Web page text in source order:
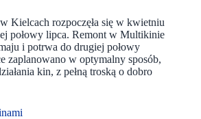
Kielcach rozpoczęła się w kwietniu
połowy lipca. Remont w Multikinie
i potrwa do drugiej połowy
zaplanowano w optymalny sposób,
kin, z pełną troską o dobro